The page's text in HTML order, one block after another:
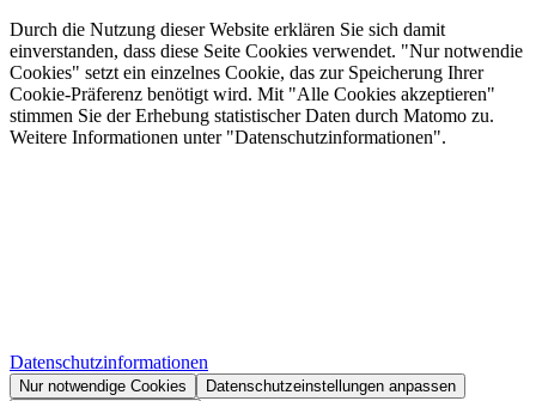
Durch die Nutzung dieser Website erklären Sie sich damit
einverstanden, dass diese Seite Cookies verwendet. "Nur notwendie
Cookies" setzt ein einzelnes Cookie, das zur Speicherung Ihrer
Cookie-Präferenz benötigt wird. Mit "Alle Cookies akzeptieren"
stimmen Sie der Erhebung statistischer Daten durch Matomo zu.
Weitere Informationen unter "Datenschutzinformationen".
Datenschutzinformationen
Nur notwendige Cookies
Datenschutzeinstellungen anpassen